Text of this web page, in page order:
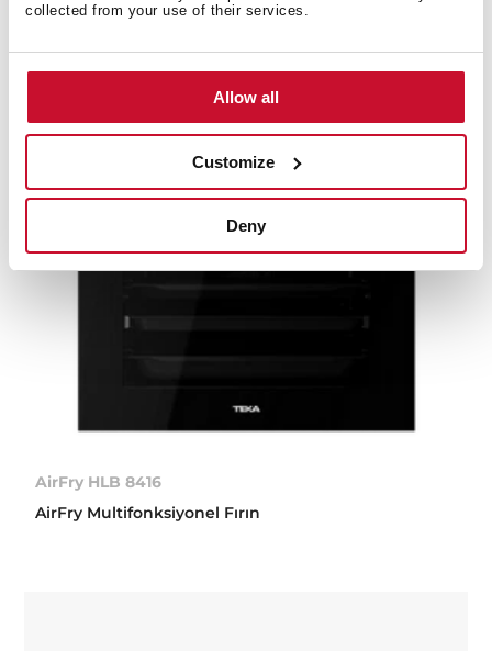
collected from your use of their services.
Allow all
Customize
Deny
AirFry HLB 8416
AirFry Multifonksiyonel Fırın